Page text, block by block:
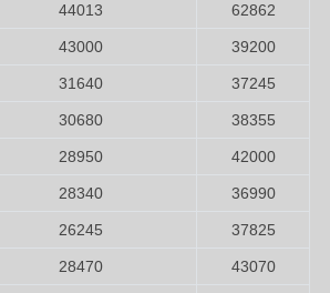
44013 62862
43000 39200
31640 37245
30680 38355
28950 42000
28340 36990
26245 37825
28470 43070